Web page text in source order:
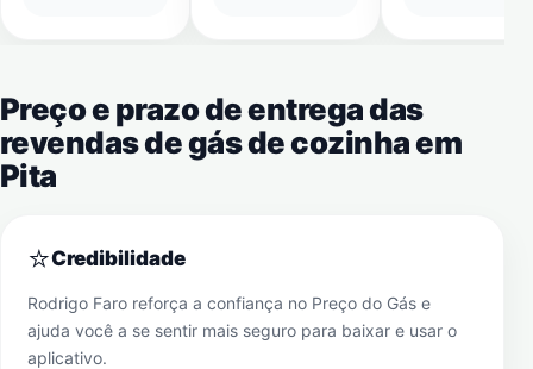
Preço e prazo de entrega das
revendas de gás de cozinha em
Pita
⭐Credibilidade
Rodrigo Faro reforça a confiança no Preço do Gás e
ajuda você a se sentir mais seguro para baixar e usar o
aplicativo.